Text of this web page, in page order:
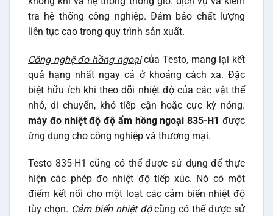
tra hệ thống công nghiệp. Đảm bảo chất lượng
liên tục cao trong quy trình sản xuất.
Công nghệ đo hồng ngoạicủa Testo, mang lại kết
quả hạng nhất ngay cả ở khoảng cách xa. Đặc
biệt hữu ích khi theo dõi nhiệt độ của các vật thể
nhỏ, di chuyển, khó tiếp cận hoặc cực kỳ nóng.
máy đo nhiệt độ độ ẩm hồng ngoại 835-H1 được
ứng dụng cho công nghiệp và thương mại.
Testo 835-H1 cũng có thể được sử dụng để thực
hiện các phép đo nhiệt độ tiếp xúc. Nó có một
điểm kết nối cho một loạt các cảm biến nhiệt độ
tùy chọn. Cảm biến nhiệt độcũng có thể được sử